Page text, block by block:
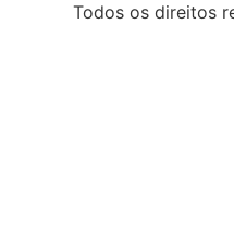
Todos os direitos